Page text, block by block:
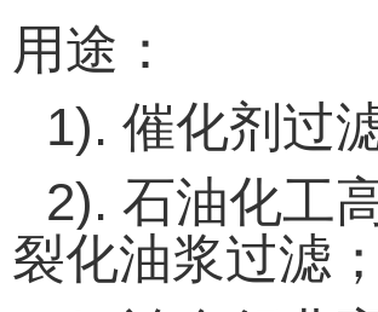
用途：
1). 催化剂过
2). 石油化工
裂化油浆过滤；